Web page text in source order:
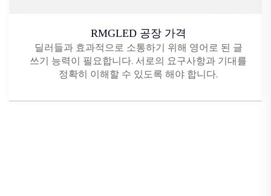
RMGLED 공장 가격
딜러들과 효과적으로 소통하기 위해 영어로 된 글
쓰기 능력이 필요합니다. 서로의 요구사항과 기대를
정확히 이해할 수 있도록 해야 합니다.